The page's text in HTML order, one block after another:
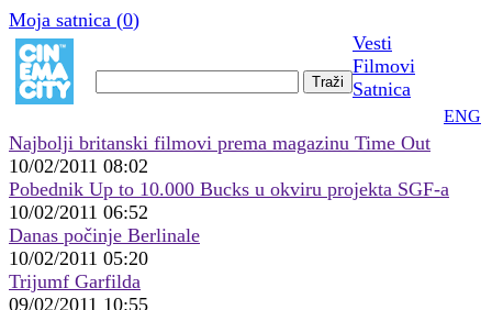
Moja satnica (0)
Vesti
Filmovi
Satnica
ENG
Najbolji britanski filmovi prema magazinu Time Out
10/02/2011 08:02
Pobednik Up to 10.000 Bucks u okviru projekta SGF-a
10/02/2011 06:52
Danas počinje Berlinale
10/02/2011 05:20
Trijumf Garfilda
09/02/2011 10:55